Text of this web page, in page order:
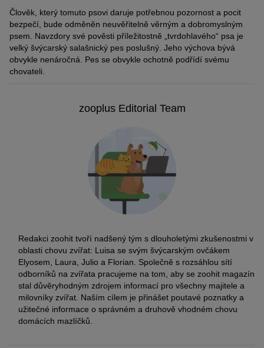
Člověk, který tomuto psovi daruje potřebnou pozornost a pocit
bezpečí, bude odměněn neuvěřitelně věrným a dobromyslným
psem. Navzdory své pověsti příležitostně „tvrdohlavého“ psa je
velký švýcarský salašnický pes poslušný. Jeho výchova bývá
obvykle nenáročná. Pes se obvykle ochotně podřídí svému
chovateli.
zooplus Editorial Team
Redakci zoohit tvoří nadšený tým s dlouholetými zkušenostmi v
oblasti chovu zvířat: Luisa se svým švýcarským ovčákem
Elyosem, Laura, Julio a Florian. Společně s rozsáhlou sítí
odborníků na zvířata pracujeme na tom, aby se zoohit magazín
stal důvěryhodným zdrojem informací pro všechny majitele a
milovníky zvířat. Naším cílem je přinášet poutavé poznatky a
užitečné informace o správném a druhově vhodném chovu
domácích mazlíčků.